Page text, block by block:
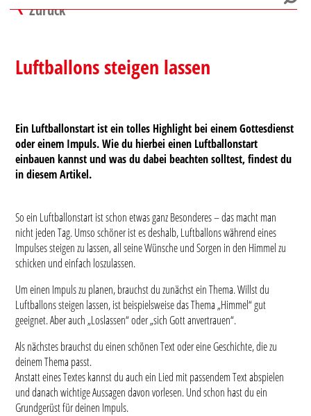
Zurück
Luftballons steigen lassen
Ein Luftballonstart ist ein tolles Highlight bei einem Gottesdienst
oder einem Impuls. Wie du hierbei einen Luftballonstart
einbauen kannst und was du dabei beachten solltest, findest du
in diesem Artikel.
So ein Luftballonstart ist schon etwas ganz Besonderes – das macht man
nicht jeden Tag. Umso schöner ist es deshalb, Luftballons während eines
Impulses steigen zu lassen, all seine Wünsche und Sorgen in den Himmel zu
schicken und einfach loszulassen.
Um einen Impuls zu planen, brauchst du zunächst ein Thema. Willst du
Luftballons steigen lassen, ist beispielsweise das Thema „Himmel“ gut
geeignet. Aber auch „Loslassen“ oder „sich Gott anvertrauen“.
Als nächstes brauchst du einen schönen Text oder eine Geschichte, die zu
deinem Thema passt.
Anstatt eines Textes kannst du auch ein Lied mit passendem Text abspielen
und danach wichtige Aussagen davon vorlesen. Und schon hast du ein
Grundgerüst für deinen Impuls.